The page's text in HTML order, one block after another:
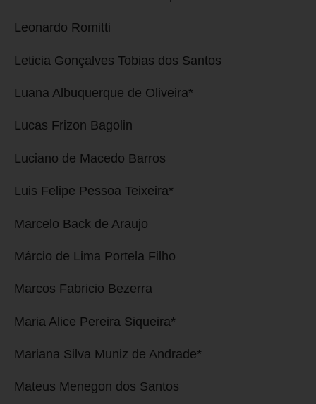
Leonardo Romitti
Leticia Gonçalves Tobias dos Santos
Luana Albuquerque de Oliveira*
Lucas Frizon Bagolin
Luciano de Macedo Barros
Luis Felipe Pessoa Teixeira*
Marcelo Back de Araujo
Márcio de Lima Portela Filho
Marcos Fabricio Bezerra
Maria Alice Pereira Siqueira*
Mariana Silva Muniz de Andrade*
Mateus Menegon dos Santos